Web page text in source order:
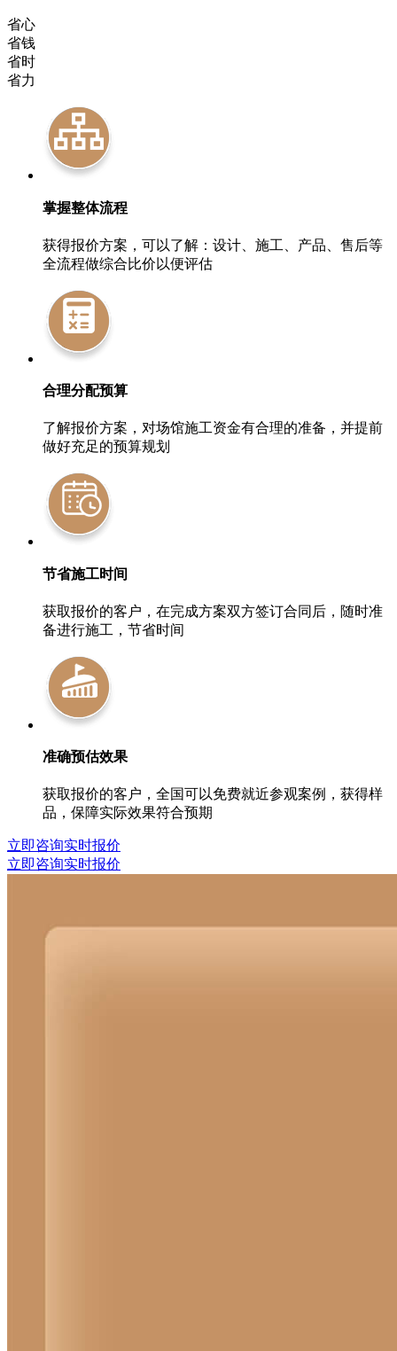
省心
省钱
省时
省力
掌握整体流程
获得报价方案，可以了解：设计、施工、产品、售后等
全流程做综合比价以便评估
合理分配预算
了解报价方案，对场馆施工资金有合理的准备，并提前
做好充足的预算规划
节省施工时间
获取报价的客户，在完成方案双方签订合同后，随时准
备进行施工，节省时间
准确预估效果
获取报价的客户，全国可以免费就近参观案例，获得样
品，保障实际效果符合预期
立即咨询实时报价
立即咨询实时报价